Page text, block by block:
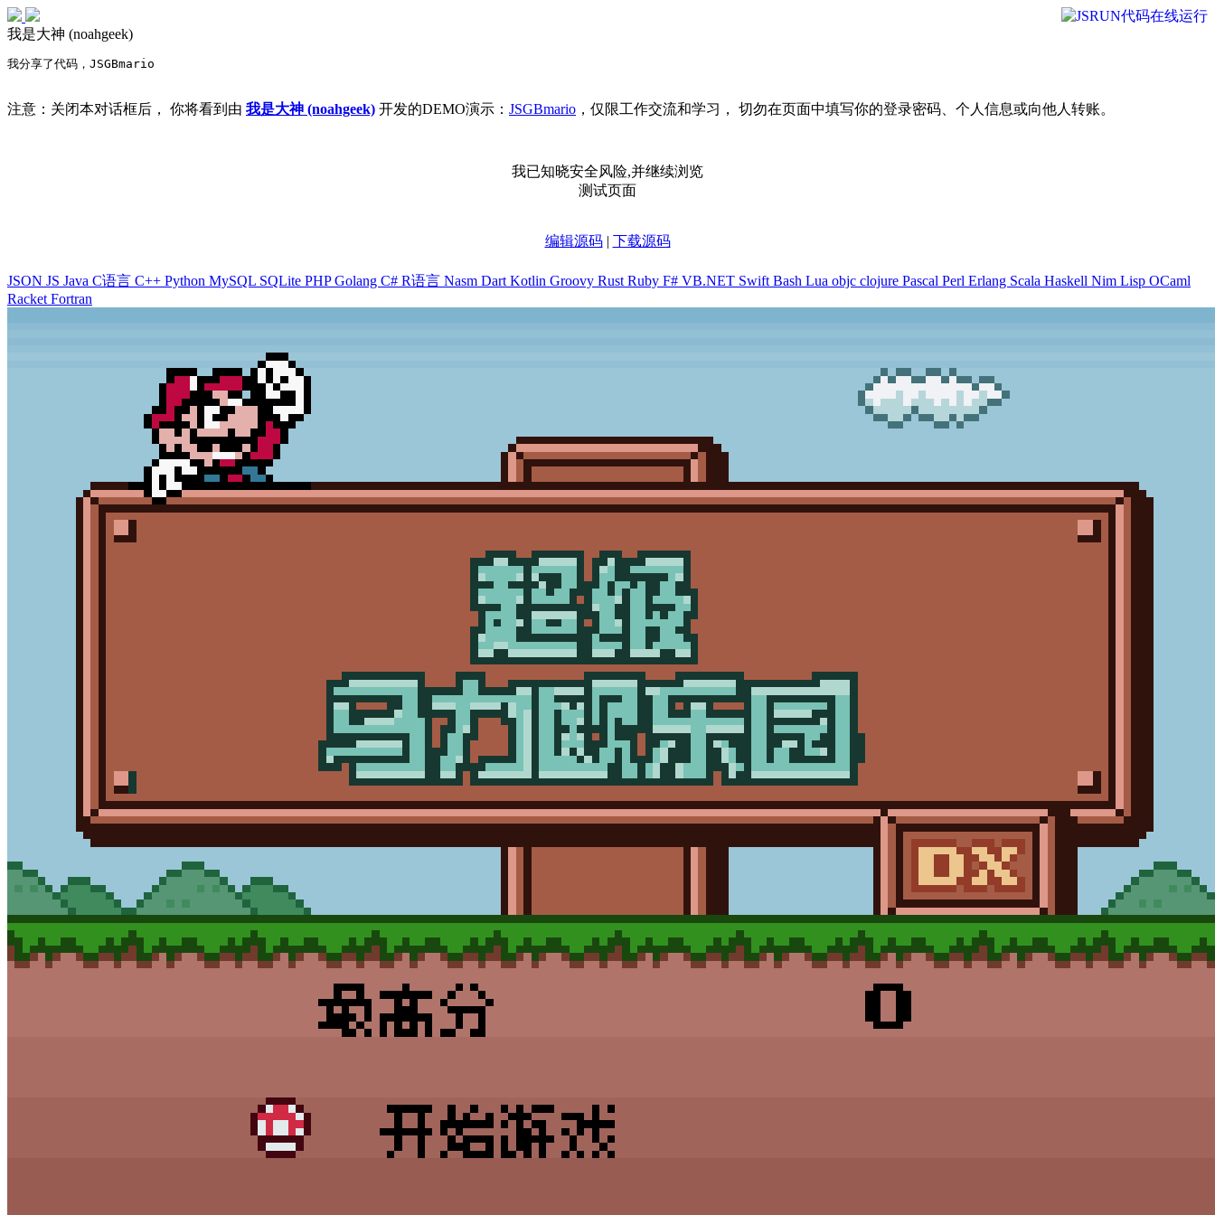
我是大神 (noahgeek)
我分享了代码，JSGBmario
注意：关闭本对话框后， 你将看到由 我是大神 (noahgeek) 开发的DEMO演示： JSGBmario ，仅限工作交流和学习， 切勿在页面中填写你的登录密码、个人信息或向他人转账。
我已知晓安全风险,并继续浏览
测试页面
编辑源码| 下载源码
JSON JS Java C语言 C++ Python MySQL SQLite PHPGolang C# R语言 Nasm Dart Kotlin Groovy Rust Ruby F# VB.NET Swift Bash Lua objc clojure Pascal Perl Erlang Scala Haskell Nim Lisp OCaml
Racket Fortran